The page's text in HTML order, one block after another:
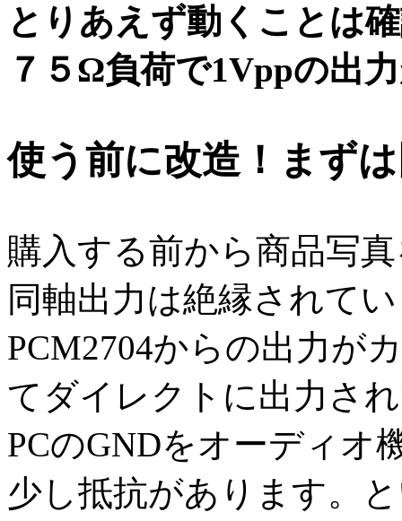
とりあえず動くことは
７５Ω負荷で1Vppの出
使う前に改造！まず
購入する前から商品写
同軸出力は絶縁されて
PCM2704からの出力が
てダイレクトに出力さ
PCのGNDをオーディオ
少し抵抗があります。